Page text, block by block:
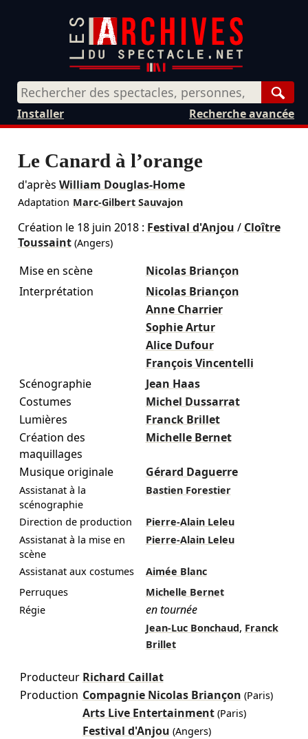
Recherche avancée
Installer
Le Canard à l’orange
d'après William Douglas-Home
Adaptation Marc-Gilbert Sauvajon
Création le 18 juin 2018: Festival d'Anjou / Cloître
Toussaint(Angers)
Mise en scène
Nicolas Briançon
Interprétation
Nicolas Briançon
Anne Charrier
Sophie Artur
Alice Dufour
François Vincentelli
Scénographie
Jean Haas
Costumes
Michel Dussarrat
Lumières
Franck Brillet
Création des
maquillages
Michelle Bernet
Musique originale Gérard Daguerre
Assistanat à la
scénographie
Bastien Forestier
Direction de production
Pierre-Alain Leleu
Assistanat à la mise en
scène
Pierre-Alain Leleu
Assistanat aux costumes
Aimée Blanc
Perruques
Michelle Bernet
Régie
en tournée
Jean-Luc Bonchaud, Franck
Brillet
Producteur Richard Caillat
Production Compagnie Nicolas Briançon (Paris)
Arts Live Entertainment(Paris)
Festival d'Anjou (Angers)